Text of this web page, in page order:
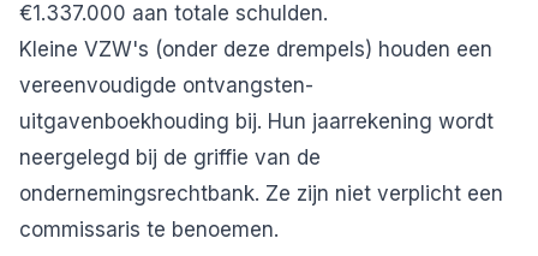
€1.337.000 aan totale schulden.
Kleine VZW's (onder deze drempels) houden een
vereenvoudigde ontvangsten-
uitgavenboekhouding bij. Hun jaarrekening wordt
neergelegd bij de griffie van de
ondernemingsrechtbank. Ze zijn niet verplicht een
commissaris te benoemen.